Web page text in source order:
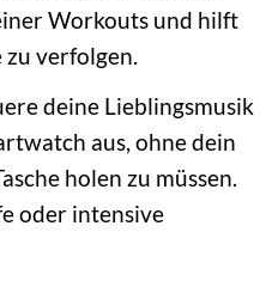
Workouts und hilft
verfolgen.
deine Lieblingsmusik
aus, ohne dein
holen zu müssen.
oder intensive